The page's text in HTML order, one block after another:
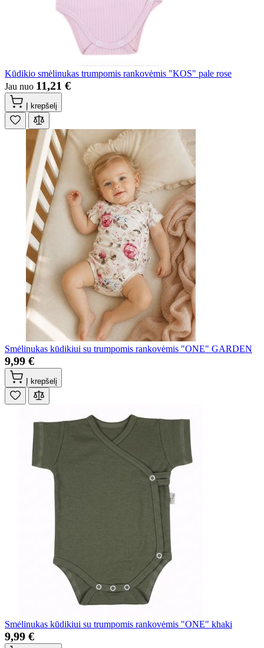
Kūdikio smėlinukas trumpomis rankovėmis "KOS" pale rose
Jau nuo 11,21 €
Į krepšelį
Smėlinukas kūdikiui su trumpomis rankovėmis "ONE" GARDEN
9,99 €
Į krepšelį
Smėlinukas kūdikiui su trumpomis rankovėmis "ONE" khaki
9,99 €